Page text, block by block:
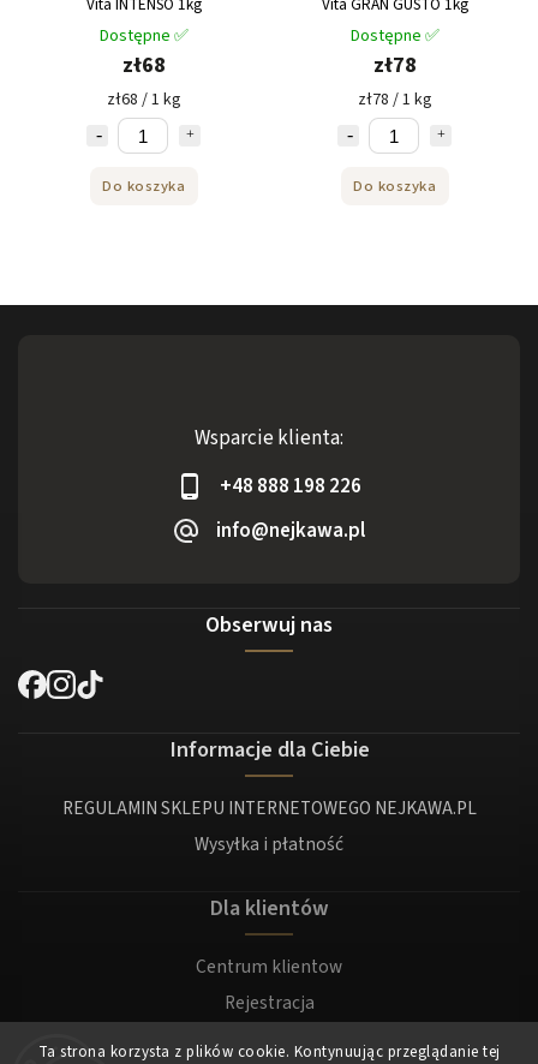
Ta strona korzysta z plików cookie. Kontynuując przeglądanie tej
Dostępne ✅
zł68
zł68 / 1 kg
Do koszyka
Dostępne ✅
zł78
zł78 / 1 kg
Do koszyka
Wsparcie klienta:
+48 888 198 226
info@nejkawa.pl
Obserwuj nas
Informacje dla Ciebie
REGULAMIN SKLEPU INTERNETOWEGO NEJKAWA.PL
Wysyłka i płatność
Dla klientów
Centrum klientow
Rejestracja
Zaloguj sie